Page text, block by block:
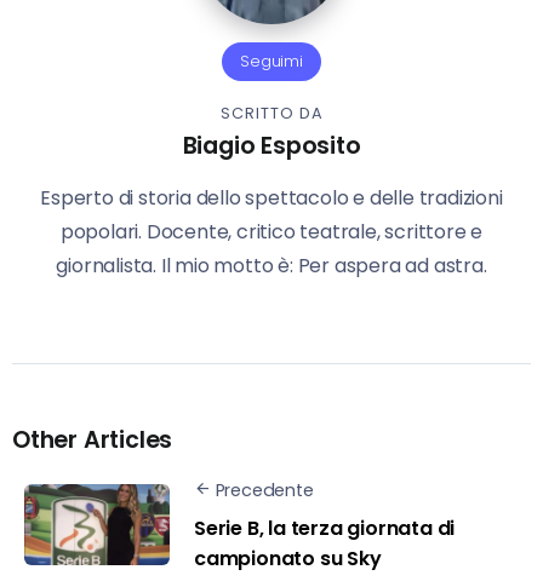
Seguimi
SCRITTO DA
Biagio Esposito
Esperto di storia dello spettacolo e delle tradizioni
popolari. Docente, critico teatrale, scrittore e
giornalista. Il mio motto è: Per aspera ad astra.
Other Articles
Precedente
Serie B, la terza giornata di
campionato su Sky